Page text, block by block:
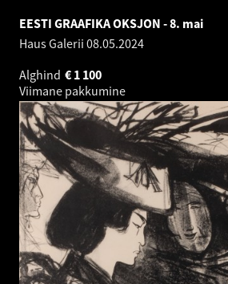
EESTI GRAAFIKA OKSJON - 8. mai
Haus Galerii 08.05.2024
Alghind
1 100
€
Viimane pakkumine